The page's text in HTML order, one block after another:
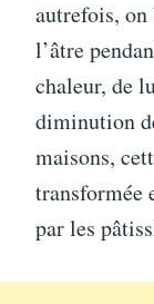
autrefois,
l’âtre
chaleur, de
diminution
maisons,
transformée
par les